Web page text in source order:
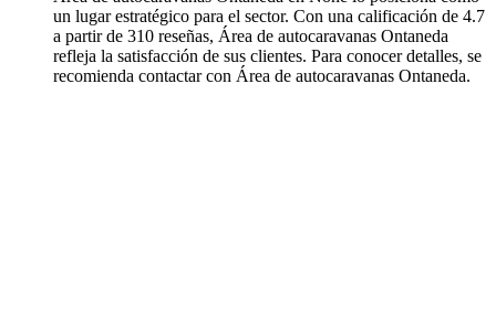
un lugar estratégico para el sector. Con una calificación de 4.7
a partir de 310 reseñas, Área de autocaravanas Ontaneda
refleja la satisfacción de sus clientes. Para conocer detalles, se
recomienda contactar con Área de autocaravanas Ontaneda.